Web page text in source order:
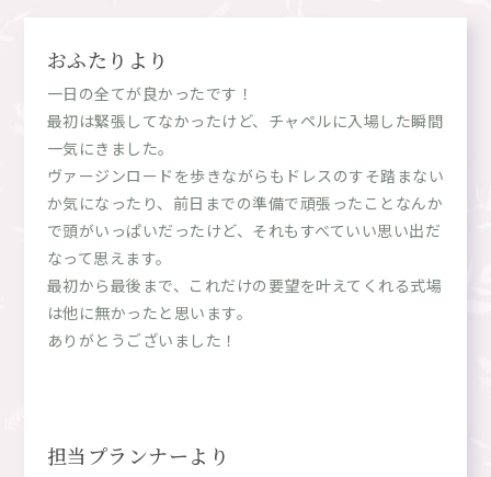
おふたりより
一日の全てが良かったです！
最初は緊張してなかったけど、チャペルに入場した瞬間
一気にきました。
ヴァージンロードを歩きながらもドレスのすそ踏まない
か気になったり、前日までの準備で頑張ったことなんか
で頭がいっぱいだったけど、それもすべていい思い出だ
なって思えます。
最初から最後まで、これだけの要望を叶えてくれる式場
は他に無かったと思います。
ありがとうございました！
担当プランナーより